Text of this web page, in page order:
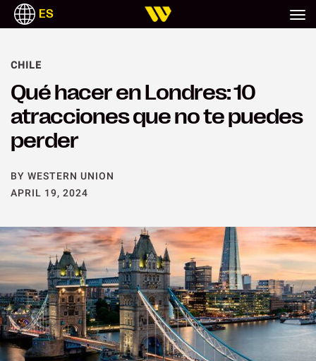
ES
Qué hacer en Londres: 10
atracciones que no te puedes
perder
CHILE
BY WESTERN UNION
APRIL 19, 2024